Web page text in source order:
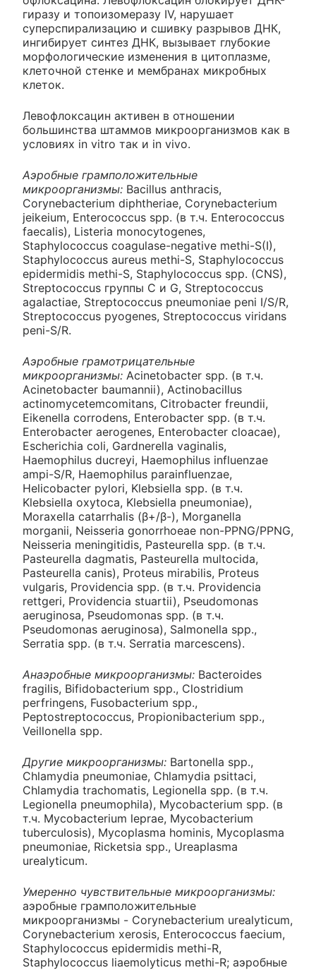
гиразу и топоизомеразу IV, нарушает
суперспирализацию и сшивку разрывов ДНК,
ингибирует синтез ДНК, вызывает глубокие
морфологические изменения в цитоплазме,
клеточной стенке и мембранах микробных
клеток.
Левофлоксацин активен в отношении
большинства штаммов микроорганизмов как в
условиях in vitro так и in vivo.
Аэробные грамположительные
микроорганизмы: Bacillus anthracis,
Corynebacterium diphtheriae, Corynebacterium
jeikeium, Enterococcus spp. (в т.ч. Enterococcus
faecalis), Listeria monocytogenes,
Staphylococcus coagulase-negative methi-S(I),
Staphylococcus aureus methi-S, Staphylococcus
epidermidis methi-S, Staphylococcus spp. (CNS),
Streptococcus группы С и G, Streptococcus
agalactiae, Streptococcus pneumoniae peni I/S/R,
Streptococcus pyogenes, Streptococcus viridans
peni-S/R.
Аэробные грамотрицательные
микроорганизмы: Acinetobacter spp. (в т.ч.
Acinetobacter baumannii), Actinobacillus
actinomycetemcomitans, Citrobacter freundii,
Eikenella corrodens, Enterobacter spp. (в т.ч.
Enterobacter aerogenes, Enterobacter cloacae),
Escherichia coli, Gardnerella vaginalis,
Haemophilus ducreyi, Haemophilus influenzae
ampi-S/R, Haemophilus parainfluenzae,
Helicobacter pylori, Klebsiella spp. (в т.ч.
Klebsiella oxytoca, Klebsiella pneumoniae),
Moraxella catarrhalis (β+/β-), Morganella
morganii, Neisseria gonorrhoeae non-PPNG/PPNG,
Neisseria meningitidis, Pasteurella spp. (в т.ч.
Pasteurella dagmatis, Pasteurella multocida,
Pasteurella canis), Proteus mirabilis, Proteus
vulgaris, Providencia spp. (в т.ч. Providencia
rettgeri, Providencia stuartii), Pseudomonas
aeruginosa, Pseudomonas spp. (в т.ч.
Pseudomonas aeruginosa), Salmonella spp.,
Serratia spp. (в т.ч. Serratia marcescens).
Анаэробные микроорганизмы: Bacteroides
fragilis, Bifidobacterium spp., Clostridium
perfringens, Fusobacterium spp.,
Peptostreptococcus, Propionibacterium spp.,
Veillonella spp.
Другие микроорганизмы: Bartonella spp.,
Chlamydia pneumoniae, Chlamydia psittaci,
Chlamydia trachomatis, Legionella spp. (в т.ч.
Legionella pneumophila), Mycobacterium spp. (в
т.ч. Mycobacterium leprae, Mycobacterium
tuberculosis), Mycoplasma hominis, Mycoplasma
pneumoniae, Ricketsia spp., Ureaplasma
urealyticum.
Умеренно чувствительные микроорганизмы:
аэробные грамположительные
микроорганизмы - Corynebacterium urealyticum,
Corynebacterium xerosis, Enterococcus faecium,
Staphylococcus epidermidis methi-R,
Staphylococcus liaemolyticus methi-R; аэробные